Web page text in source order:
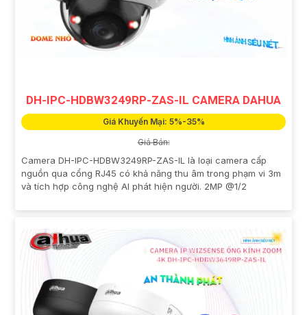
DH-IPC-HDBW3249RP-ZAS-IL CAMERA DAHUA
Giá Khuyến Mại: 5%-35%
Giá Bán:
Camera DH-IPC-HDBW3249RP-ZAS-IL là loại camera cấp
nguồn qua cổng RJ45 có khả năng thu âm trong phạm vi 3m
và tích hợp công nghệ AI phát hiện người. 2MP @1/2